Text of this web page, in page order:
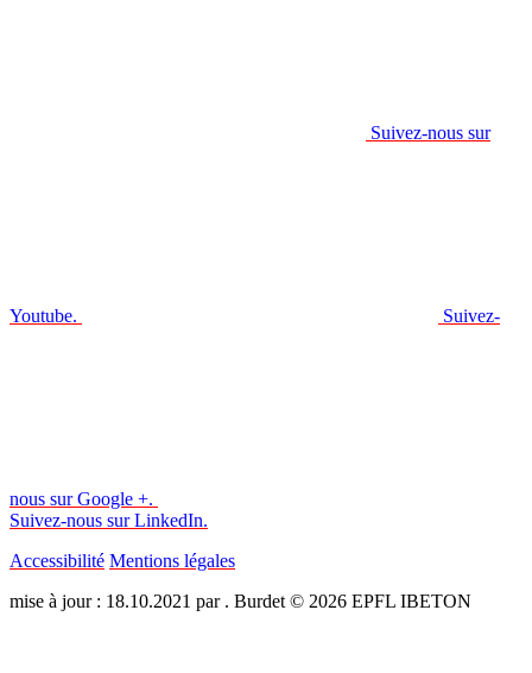
Suivez-nous sur
Youtube. Suivez-
nous sur Google +.
Suivez-nous sur LinkedIn.
Accessibilité Mentions légales
mise à jour : 18.10.2021 par . Burdet © 2026 EPFL IBETON